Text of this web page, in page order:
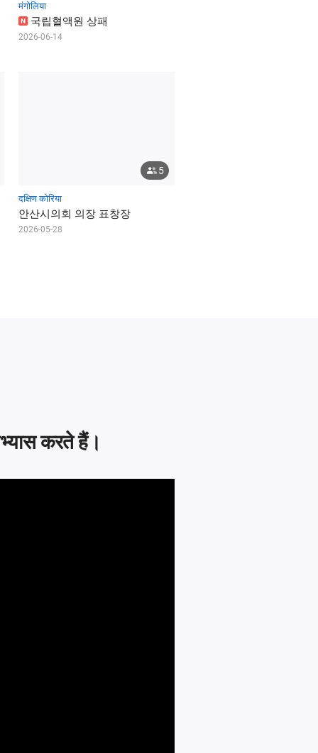
मंगोलिया
N 국립혈액원 상패
2026-06-14
5
दक्षिण कोरिया
안산시의회 의장 표창장
2026-05-28
करते हैं।